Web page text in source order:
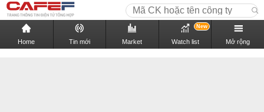
Home Tin mới Market Watch list
New
Mở rộng